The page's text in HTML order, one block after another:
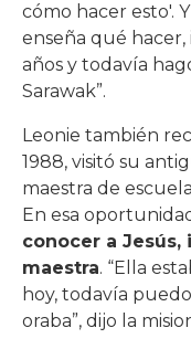
cómo hacer esto'.
enseña qué hacer,
años y todavía
Sarawak”.
Leonie también
1988, visitó su
maestra de
En esa
conocer a Jesús,
maestra. “Ella
hoy, todavía
oraba”, dijo la